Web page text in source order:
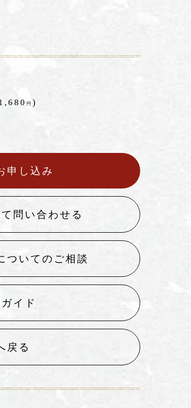
円 )
申し込み
問い合わせる
ついてのご相談
イド
戻る